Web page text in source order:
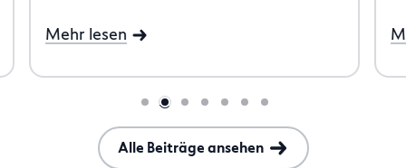
Mehr lesen
Alle Beiträge ansehen